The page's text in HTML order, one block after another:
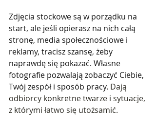
Zdjęcia stockowe są w porządku na
start, ale jeśli opierasz na nich całą
stronę, media społecznościowe i
reklamy, tracisz szansę, żeby
naprawdę się pokazać. Własne
fotografie pozwalają zobaczyć Ciebie,
Twój zespół i sposób pracy. Dają
odbiorcy konkretne twarze i sytuacje,
z którymi łatwo się utożsamić.